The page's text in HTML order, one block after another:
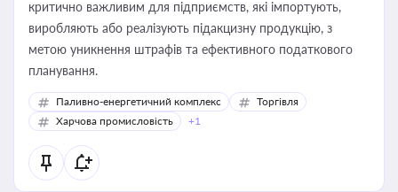
критично важливим для підприємств, які імпортують,
виробляють або реалізують підакцизну продукцію, з
метою уникнення штрафів та ефективного податкового
планування.
Паливно-енергетичний комплекс
Торгівля
Харчова промисловість
+1